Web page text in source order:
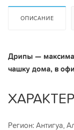
ОПИСАНИЕ
Дрипы —
чашку дома, в
Регион: Антигуа,